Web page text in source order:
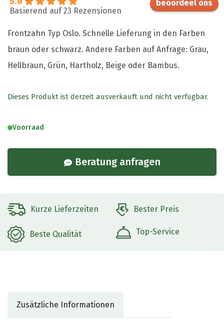
Basierend auf 23 Rezensionen
Frontzahn Typ Oslo. Schnelle Lieferung in den Farben
braun oder schwarz. Andere Farben auf Anfrage: Grau,
Hellbraun, Grün, Hartholz, Beige oder Bambus.
Dieses Produkt ist derzeit ausverkauft und nicht verfügbar.
Voorraad
Beratung anfragen
Kurze Lieferzeiten
Beste Qualität
Bester Preis
Top-Service
Zusätzliche Informationen